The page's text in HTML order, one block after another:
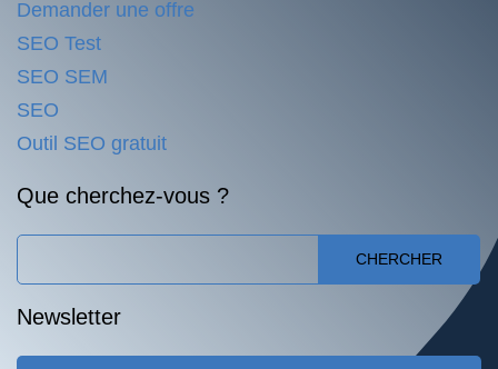
Demander une offre
SEO Test
SEO SEM
SEO
Outil SEO gratuit
Que cherchez-vous ?
CHERCHER
Newsletter